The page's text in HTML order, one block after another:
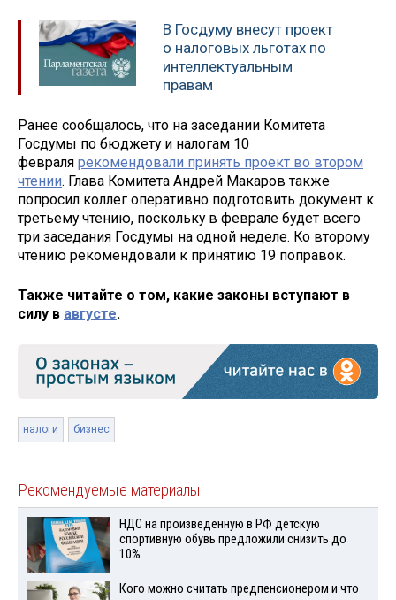
В Госдуму внесут проект
о налоговых льготах по
интеллектуальным
правам
Ранее сообщалось, что на заседании Комитета
Госдумы по бюджету и налогам 10
февраля рекомендовали принять проект во втором
чтении. Глава Комитета Андрей Макаров также
попросил коллег оперативно подготовить документ к
третьему чтению, поскольку в феврале будет всего
три заседания Госдумы на одной неделе. Ко второму
чтению рекомендовали к принятию 19 поправок.
Также читайте о том, какие законы вступают в
силу в августе.
налоги бизнес
Рекомендуемые материалы
НДС на произведенную в РФ детскую
спортивную обувь предложили снизить до
10%
Кого можно считать предпенсионером и что